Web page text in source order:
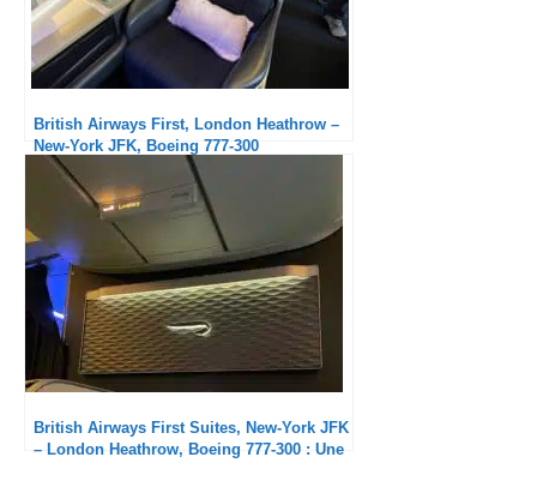
British Airways First, London Heathrow –
New-York JFK, Boeing 777-300
British Airways First Suites, New-York JFK
– London Heathrow, Boeing 777-300 : Une